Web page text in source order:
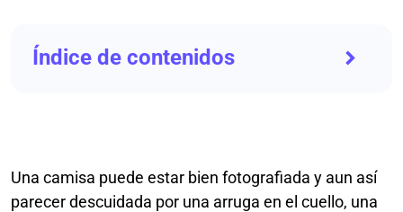
Índice de contenidos
Una camisa puede estar bien fotografiada y aun así
parecer descuidada por una arruga en el cuello, una